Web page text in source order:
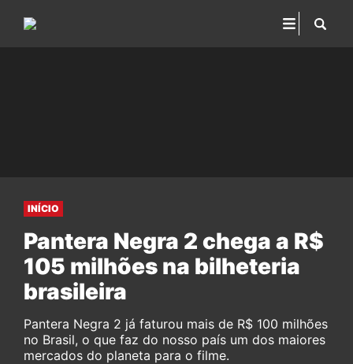
INÍCIO
Pantera Negra 2 chega a R$
105 milhões na bilheteria
brasileira
Pantera Negra 2 já faturou mais de R$ 100 milhões
no Brasil, o que faz do nosso país um dos maiores
mercados do planeta para o filme.